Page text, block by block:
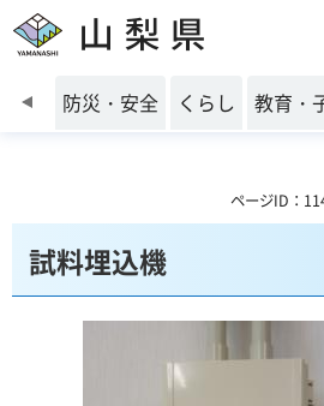
山梨県
前のスライドを表示
防災・安全 くらし 教育・
ページID：
試料埋込機